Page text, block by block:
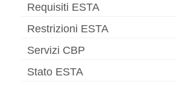
Requisiti ESTA
Restrizioni ESTA
Servizi CBP
Stato ESTA